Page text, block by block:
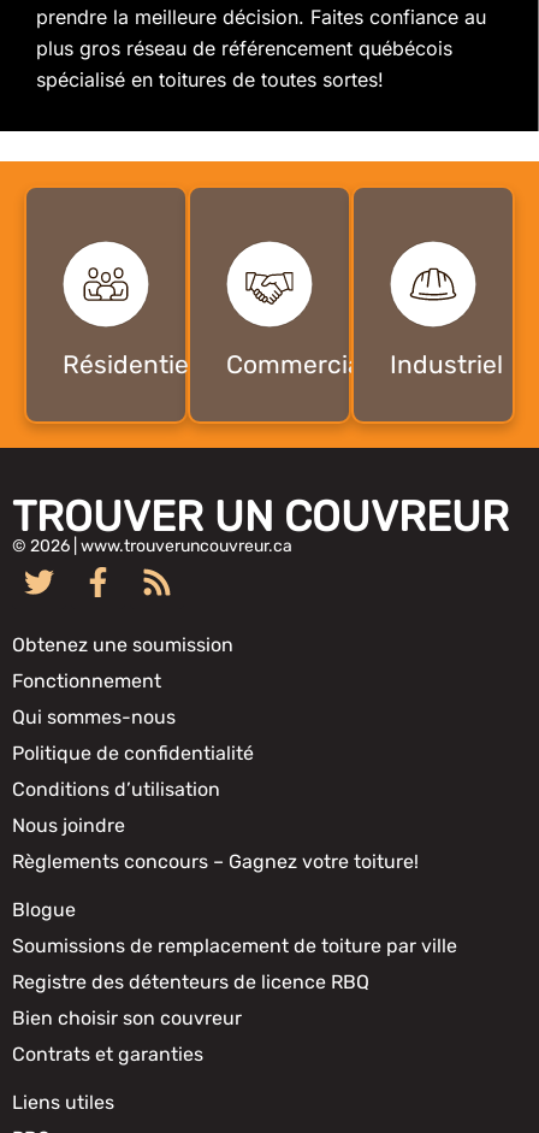
prendre la meilleure décision. Faites confiance au
plus gros réseau de référencement québécois
spécialisé en toitures de toutes sortes!
Résidentiel Commercial Industriel
TROUVER UN COUVREUR
© 2026 | www.trouveruncouvreur.ca
Obtenez une soumission
Fonctionnement
Qui sommes-nous
Politique de confidentialité
Conditions d’utilisation
Nous joindre
Règlements concours – Gagnez votre toiture!
Blogue
Soumissions de remplacement de toiture par ville
Registre des détenteurs de licence RBQ
Bien choisir son couvreur
Contrats et garanties
Liens utiles